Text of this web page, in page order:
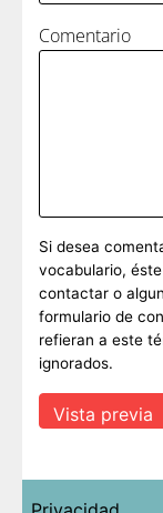
Comentario
Si desea
vocabulario,
contactar o
formulario de
refieran a este
ignorados.